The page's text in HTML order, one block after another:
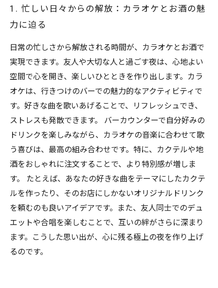
6. 特別なドリンクと演出アイディアで最高の体
験を
7. あなたの理想の夜を実現する、カラオケとお
酒のすべて
1. 忙しい日々からの解放：カラオケとお酒の魅
力に迫る
日常の忙しさから解放される時間が、カラオケとお酒で
実現できます。友人や大切な人と過ごす夜は、心地よい
空間で心を開き、楽しいひとときを作り出します。カラ
オケは、行きつけのバーでの魅力的なアクティビティで
す。好きな曲を歌いあげることで、リフレッシュでき、
ストレスも発散できます。 バーカウンターで自分好みの
ドリンクを楽しみながら、カラオケの音楽に合わせて歌
う喜びは、最高の組み合わせです。特に、カクテルや地
酒をおしゃれに注文することで、より特別感が増しま
す。 たとえば、あなたの好きな曲をテーマにしたカクテ
ルを作ったり、そのお店にしかないオリジナルドリンク
を頼むのも良いアイデアです。また、友人同士でのデュ
エットや合唱を楽しむことで、互いの絆がさらに深まり
ます。こうした思い出が、心に残る極上の夜を作り上げ
るのです。